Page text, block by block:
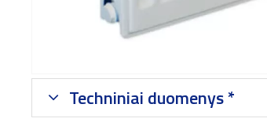
Techniniai duomenys *